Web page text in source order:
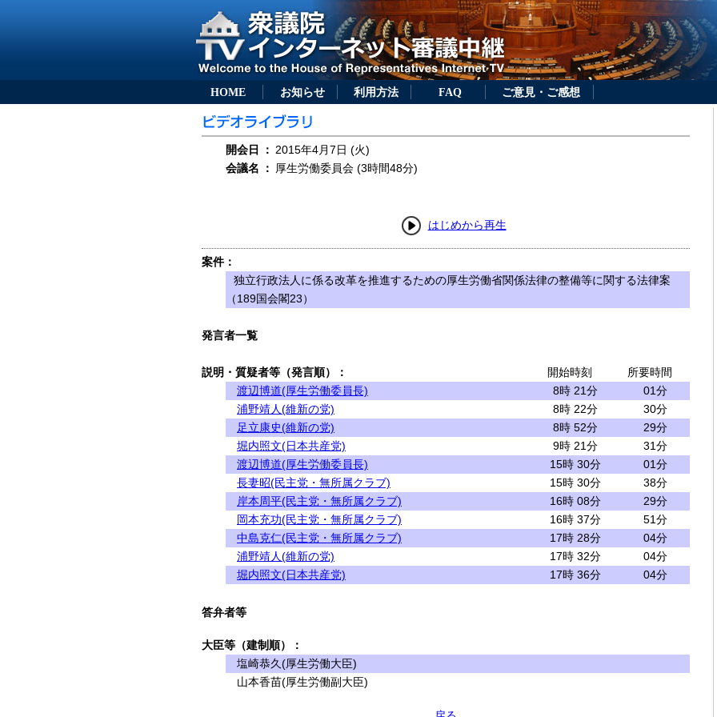
HOME お知らせ 利用方法 FAQ ご意見・ご感想
開会日 ： 2015年4月7日 (火)
会議名
： 厚生労働委員会 (3時間48分)
はじめから再生
案件：
独立行政法人に係る改革を推進するための厚生労働省関係法律の整備等に関する法律案
（189国会閣23）
発言者一覧
説明・質疑者等（発言順）： 開始時刻
所要時間
渡辺博道(厚生労働委員長)
8時 21分
01分
浦野靖人(維新の党)
8時 22分
30分
足立康史(維新の党)
8時 52分
29分
堀内照文(日本共産党)
9時 21分
31分
渡辺博道(厚生労働委員長)
15時 30分
01分
長妻昭(民主党・無所属クラブ)
15時 30分
38分
岸本周平(民主党・無所属クラブ)
16時 08分
29分
岡本充功(民主党・無所属クラブ)
16時 37分
51分
中島克仁(民主党・無所属クラブ)
17時 28分
04分
浦野靖人(維新の党)
17時 32分
04分
堀内照文(日本共産党)
17時 36分 04分
答弁者等
大臣等（建制順）：
塩崎恭久(厚生労働大臣)
山本香苗(厚生労働副大臣)